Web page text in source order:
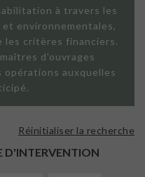
à travers les
environnementales,
les critères financiers.
d'ouvrages
auxquelles
D'INTERVENTION
Réinitialiser la recherche
FAÇADE SUR
LINÉAIRE